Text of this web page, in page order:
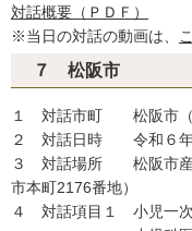
対話概要（ＰＤＦ）
※当日の対話の動画は、
７ 松阪市
１ 対話市町 松阪市（
２ 対話日時 令和６年
３ 対話場所 松阪市産
市本町2176番地）
４ 対話項目１ 小児一次